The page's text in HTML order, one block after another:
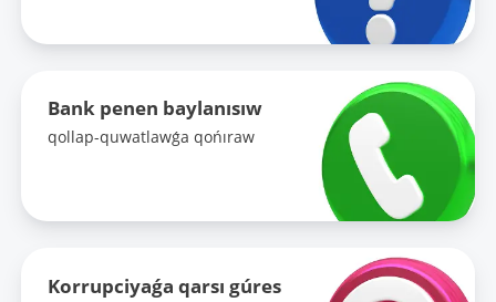
Bank penen baylanısıw
qollap-quwatlawǵa qońıraw
Korrupciyaǵa qarsı gúres